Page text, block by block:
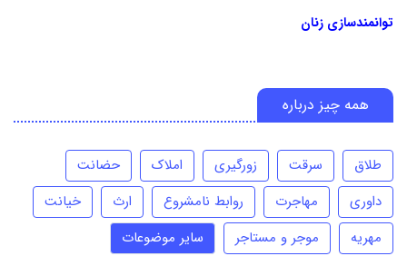
توانمندسازی زنان
همه چیز درباره
طلاق سرقت زورگیری املاک
حضانت
داوری
مهاجرت روابط نامشروع ارث
خیانت
مهریه
موجر و مستاجر سایر موضوعات